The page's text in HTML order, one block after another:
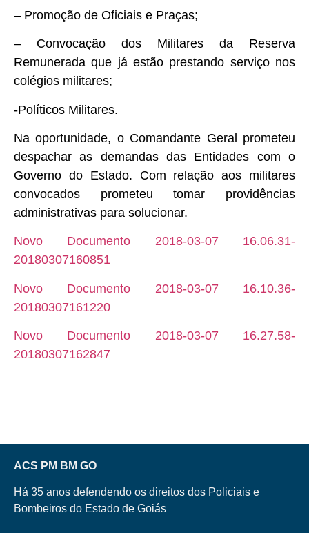
– Promoção de Oficiais e Praças;
– Convocação dos Militares da Reserva
Remunerada que já estão prestando serviço nos
colégios militares;
-Políticos Militares.
Na oportunidade, o Comandante Geral prometeu
despachar as demandas das Entidades com o
Governo do Estado. Com relação aos militares
convocados prometeu tomar providências
administrativas para solucionar.
Novo Documento 2018-03-07 16.06.31-
20180307160851
Novo Documento 2018-03-07 16.10.36-
20180307161220
Novo Documento 2018-03-07 16.27.58-
20180307162847
ACS PM BM GO
Há 35 anos defendendo os direitos dos Policiais e
Bombeiros do Estado de Goiás